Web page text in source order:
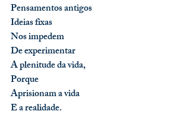
Pensamentos antigos
Ideias fixas
Nos impedem
De experimentar
A plenitude da vida,
Porque
Aprisionam a vida
E a realidade.